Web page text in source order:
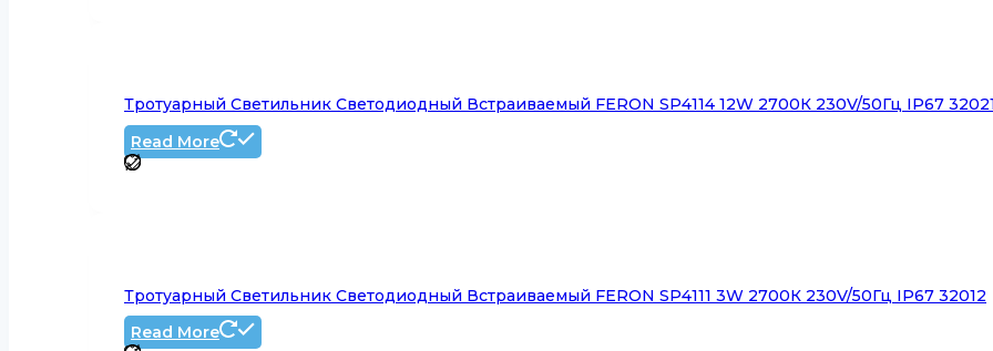
Тротуарный Светильник Светодиодный Встраиваемый FERON SP4114 12W 2700К 230V/50Гц IP67
Read More
Тротуарный Светильник Светодиодный Встраиваемый FERON SP4111 3W 2700К 230V/50Гц IP67 32012
Read More